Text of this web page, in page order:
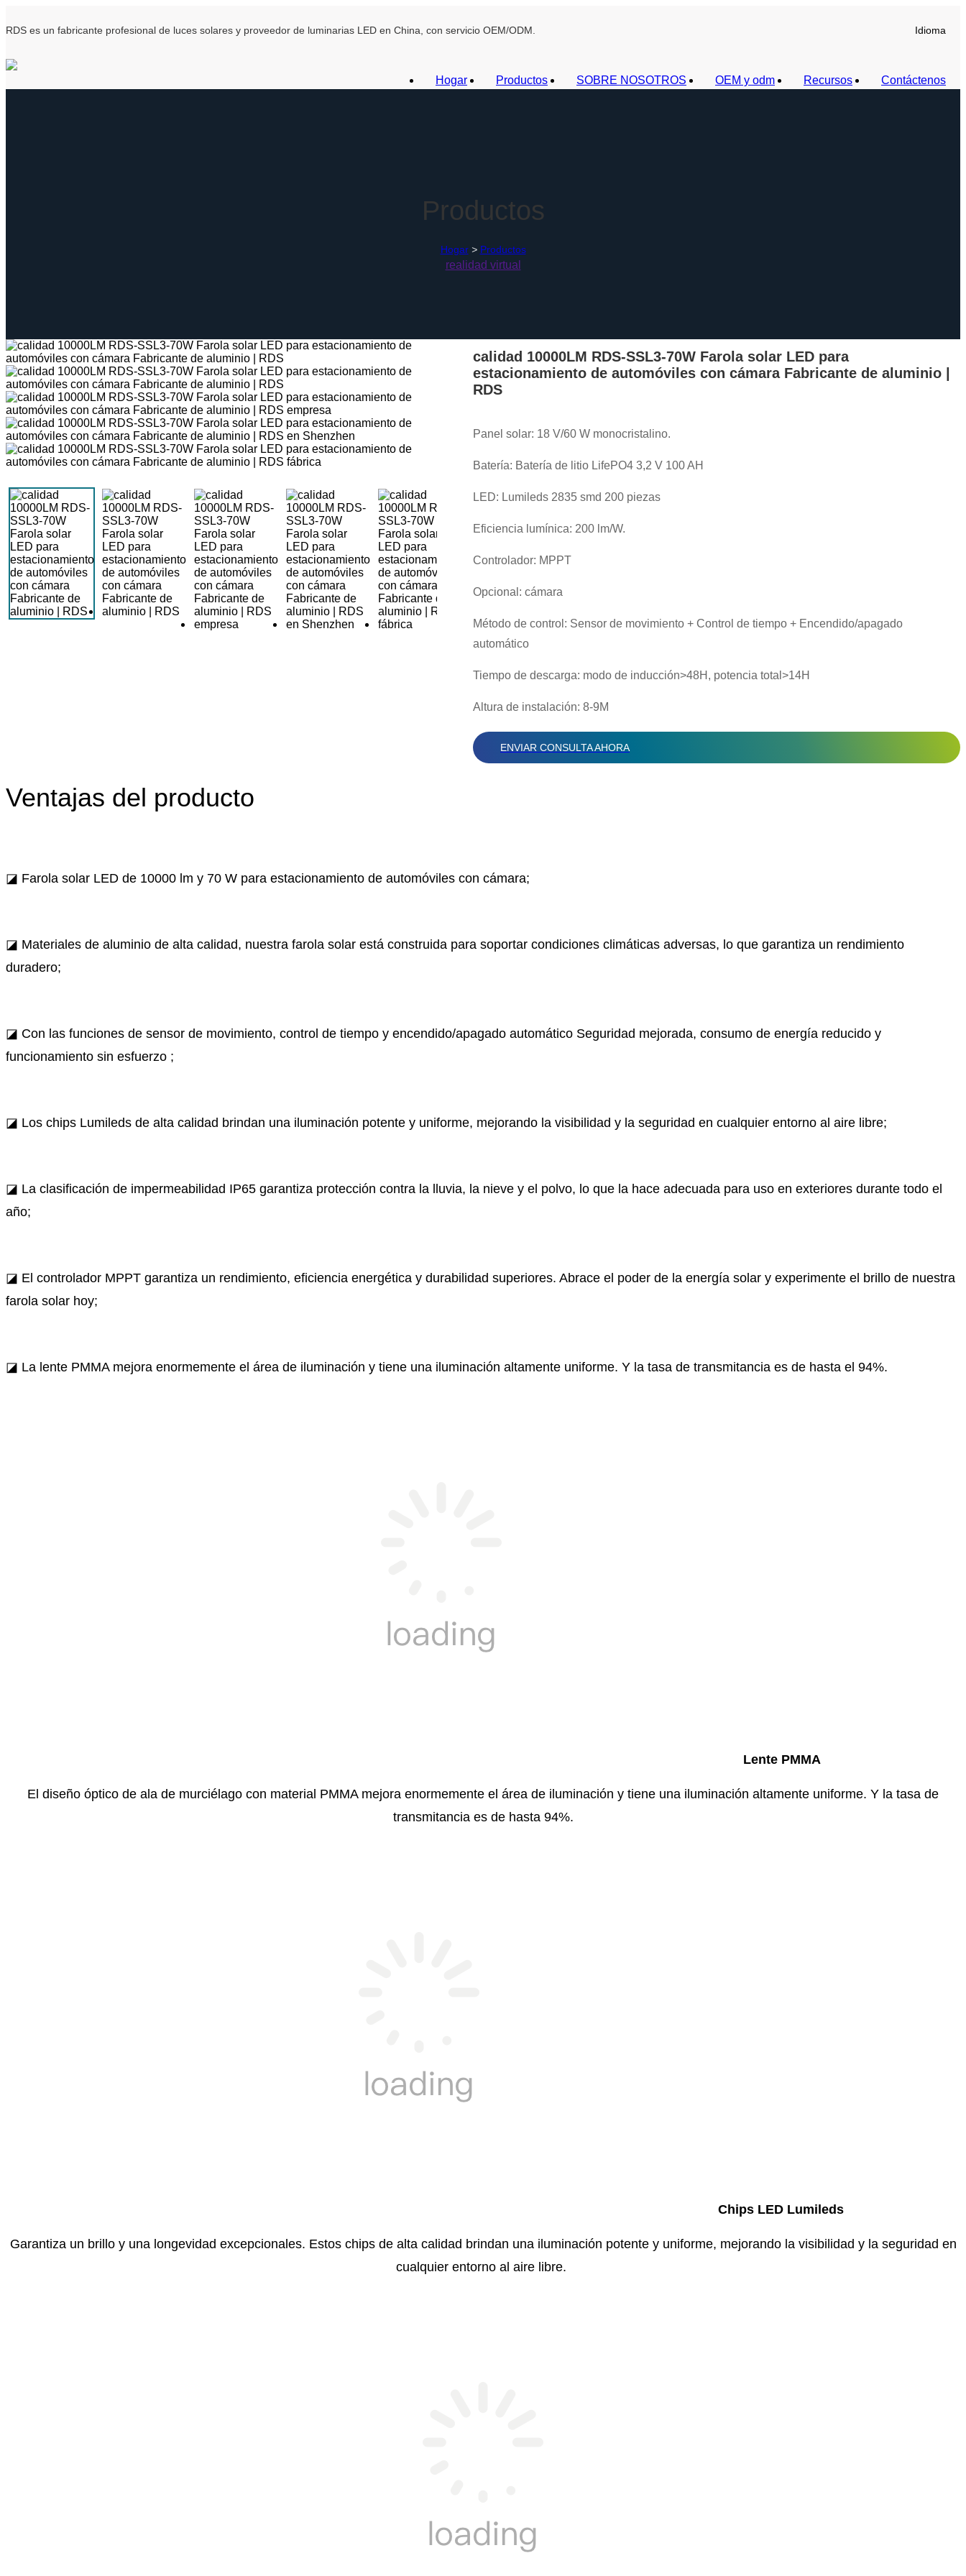
RDS es un fabricante profesional de luces solares y proveedor de luminarias LED en China, con servicio OEM/ODM. Idioma
Hogar Productos SOBRE NOSOTROS OEM y odm Recursos Contáctenos
Productos
Hogar > Productos
realidad virtual
calidad 10000LM RDS-SSL3-70W Farola solar LED para
estacionamiento de automóviles con cámara Fabricante de aluminio |
RDS
Panel solar: 18 V/60 W monocristalino.
Batería: Batería de litio LifePO4 3,2 V 100 AH
LED: Lumileds 2835 smd 200 piezas
Eficiencia lumínica: 200 lm/W.
Controlador: MPPT
Opcional: cámara
Método de control: Sensor de movimiento + Control de tiempo + Encendido/apagado
automático
Tiempo de descarga: modo de inducción>48H, potencia total>14H
Altura de instalación: 8-9M
ENVIAR CONSULTA AHORA
Ventajas del producto
◪ Farola solar LED de 10000 lm y 70 W para estacionamiento de automóviles con cámara;
◪ Materiales de aluminio de alta calidad, nuestra farola solar está construida para soportar condiciones climáticas adversas, lo que garantiza un rendimiento
duradero;
◪ Con las funciones de sensor de movimiento, control de tiempo y encendido/apagado automático Seguridad mejorada, consumo de energía reducido y
funcionamiento sin esfuerzo ;
◪ Los chips Lumileds de alta calidad brindan una iluminación potente y uniforme, mejorando la visibilidad y la seguridad en cualquier entorno al aire libre;
◪ La clasificación de impermeabilidad IP65 garantiza protección contra la lluvia, la nieve y el polvo, lo que la hace adecuada para uso en exteriores durante todo el
año;
◪ El controlador MPPT garantiza un rendimiento, eficiencia energética y durabilidad superiores. Abrace el poder de la energía solar y experimente el brillo de nuestra
farola solar hoy;
◪ La lente PMMA mejora enormemente el área de iluminación y tiene una iluminación altamente uniforme. Y la tasa de transmitancia es de hasta el 94%.
Lente PMMA
El diseño óptico de ala de murciélago con material PMMA mejora enormemente el área de iluminación y tiene una iluminación altamente uniforme. Y la tasa de
transmitancia es de hasta 94%.
Chips LED Lumileds
Garantiza un brillo y una longevidad excepcionales. Estos chips de alta calidad brindan una iluminación potente y uniforme, mejorando la visibilidad y la seguridad en
cualquier entorno al aire libre.